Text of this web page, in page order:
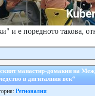
и е поредното такова,
манастир-домакин на
в дигиталния век“
Регионални